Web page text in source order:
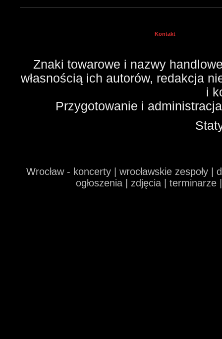
Kontakt
Znaki towarowe i nazwy
własnością ich autorów, redakcja
i
Przygotowanie i
Wrocław - koncerty | wrocławskie zespoły
ogłoszenia | zdjęcia |